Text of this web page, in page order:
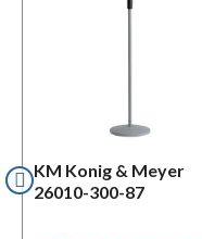
KM Konig & Meyer
26010-300-87